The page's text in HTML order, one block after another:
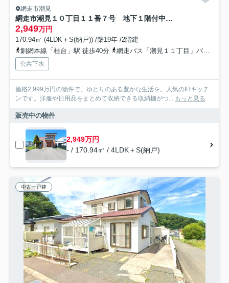
網走市潮見
網走市潮見１０丁目１１番７号 地下１階付中古売家
2,949万円
170.94㎡ (4LDK＋S(納戸)) /築19年 /2階建
釧網本線「桂台」駅 徒歩40分
網走バス「潮見１１丁目」バス停下車 徒歩4分
公共下水
価格2,999万円の物件で、ゆとりのある豊かな生活を。人気のIHキッチ
ンです。洋服や日用品をまとめて収納できる収納棚がつ... もっと見る
販売中の物件
2,949万円
- / 170.94㎡ / 4LDK＋S(納戸)
中古一戸建